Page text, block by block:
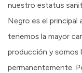
nuestro estatus
Negro es el principal
tenemos la mayor
producción y somos
permanentemente.